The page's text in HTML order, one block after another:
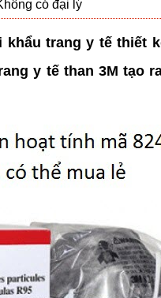
có đại lý
khẩu trang y tế
y tế than 3M tạo